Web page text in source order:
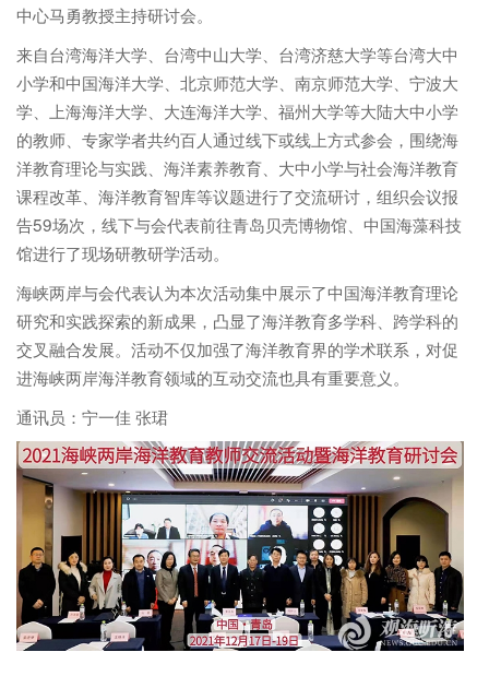
中心马勇教授主持研讨会。
来自台湾海洋大学、台湾中山大学、台湾济慈大学等台湾大中
小学和中国海洋大学、北京师范大学、南京师范大学、宁波大
学、上海海洋大学、大连海洋大学、福州大学等大陆大中小学
的教师、专家学者共约百人通过线下或线上方式参会，围绕海
洋教育理论与实践、海洋素养教育、大中小学与社会海洋教育
课程改革、海洋教育智库等议题进行了交流研讨，组织会议报
告59场次，线下与会代表前往青岛贝壳博物馆、中国海藻科技
馆进行了现场研教研学活动。
海峡两岸与会代表认为本次活动集中展示了中国海洋教育理论
研究和实践探索的新成果，凸显了海洋教育多学科、跨学科的
交叉融合发展。活动不仅加强了海洋教育界的学术联系，对促
进海峡两岸海洋教育领域的互动交流也具有重要意义。
通讯员：宁一佳 张珺